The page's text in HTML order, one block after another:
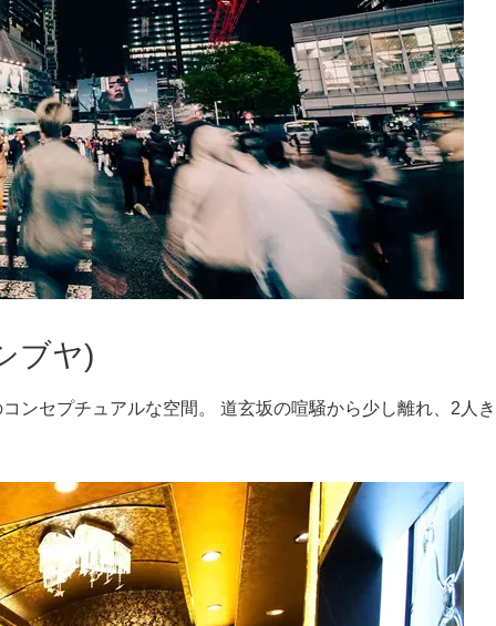
ブヤ)
ンセプチュアルな空間。 道玄坂の喧騒から少し離れ、2人